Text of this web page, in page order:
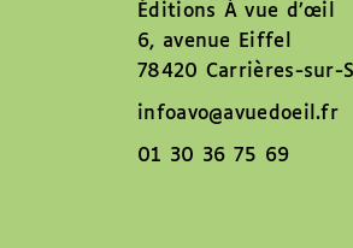
Éditions À vue d’œil
6, avenue Eiffel
78420 Carrières-sur-
infoavo@avuedoeil.fr
01 30 36 75 69